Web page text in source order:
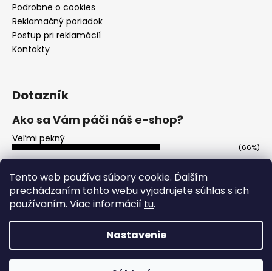
Tento web používa súbory cookie. Ďalším
prechádzaním tohto webu vyjadrujete súhlas s ich
používaním. Viac informácií tu.
Nastavenie
Podrobne o cookies
Reklamačný poriadok
Postup pri reklamácií
Kontakty
Dotazník
Ako sa Vám páči náš e-shop?
Veľmi pekný
(66%)
Nepáči sa mi
Copyright 2026Party-ohnostroje.sk. Všetky práva